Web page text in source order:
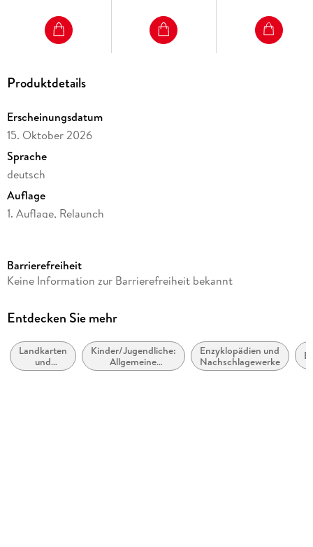
Die KUNTH Weltatlanten präsentieren die Erde in
beeindruckend klarer, topaktueller Kartografie. Harmonische
Farben, präzise Kartenschnitte und intuitive Piktogramme
Kulturstätten bis hin zu wichtigen Verkehrswegen. Ein
zuverlässigen Begleiter für alle Entdecker ab.
Produktdetails
Erscheinungsdatum
15. Oktober 2026
Sprache
deutsch
Auflage
1. Auflage, Relaunch
Reihe
Autor/Autorin
Herausgegeben von
Kunth Verlag
Barrierefreiheit
Keine Information zur Barrierefreiheit bekannt
Entdecken Sie mehr
Landkarten
und
Atlanten
Kinder/Jugendliche:
Allgemeine
Interessen:
Enzyklopädien und
Nachschlagewerke